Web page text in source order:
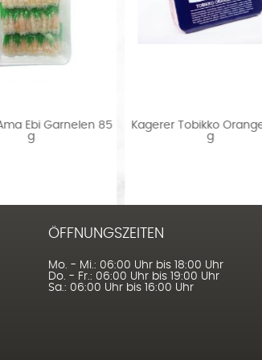
Kagerer Tobikko Orange 500
ÖFFNUNGSZEITEN
Mo. - Mi.: 06:00 Uhr bis 18:00 Uhr
Do. - Fr.: 06:00 Uhr bis 19:00 Uhr
Sa.: 06:00 Uhr bis 16:00 Uhr